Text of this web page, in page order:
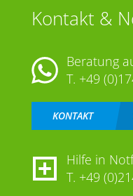
Kontakt &
Beratung
T. +49
KONTAKT
Hilfe in
T. +49